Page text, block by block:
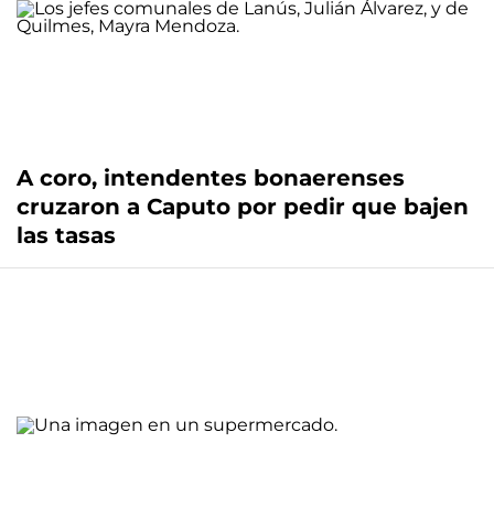
A coro, intendentes bonaerenses
cruzaron a Caputo por pedir que bajen
las tasas